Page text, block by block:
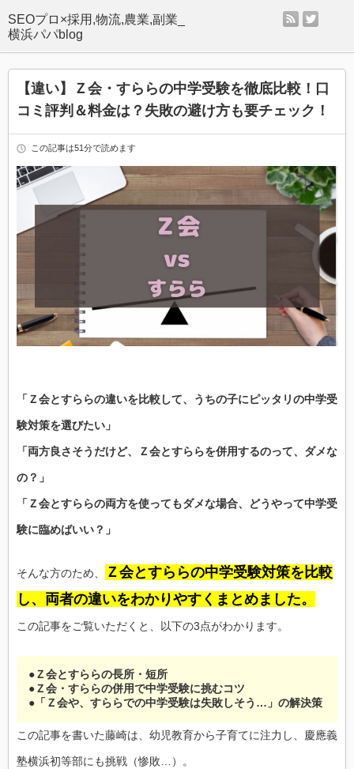
SEOプロ×採用,物流,農業,副業_
横浜パパblog
rss
【違い】Ｚ会・すららの中学受験を徹底比較！口
コミ評判＆料金は？失敗の避け方も要チェック！
この記事は51分で読めます
「Ｚ会とすららの違いを比較して、うちの子にピッタリの中学受
験対策を選びたい」
「両方良さそうだけど、Ｚ会とすららを併用するのって、ダメな
の？」
「Ｚ会とすららの両方を使ってもダメな場合、どうやって中学受
験に臨めばいい？」
そんな方のため、
Ｚ会とすららの中学受験対策を比較
し、両者の違いをわかりやすくまとめました。
この記事をご覧いただくと、以下の3点がわかります。
●Ｚ会とすららの長所・短所
●Ｚ会・すららの併用で中学受験に挑むコツ
●「Ｚ会や、すららでの中学受験は失敗しそう…」の解決策
この記事を書いた藤崎は、幼児教育から子育てに注力し、慶應義
塾横浜初等部にも挑戦（惨敗…）。